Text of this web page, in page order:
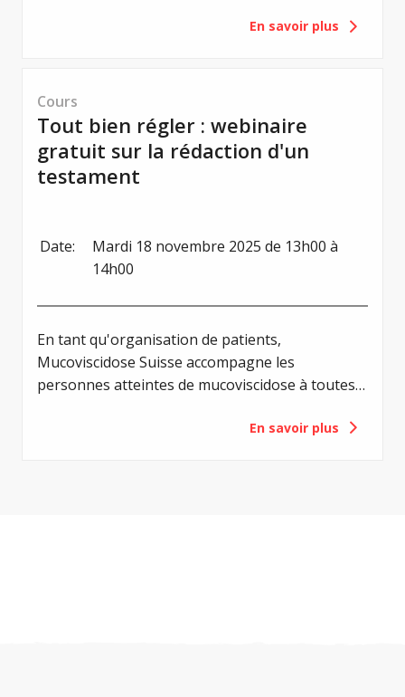
En savoir plus
Cours
Tout bien régler : webinaire
gratuit sur la rédaction d'un
testament
Date:
Mardi 18 novembre 2025 de 13h00 à
14h00
En tant qu'organisation de patients,
Mucoviscidose Suisse accompagne les
personnes atteintes de mucoviscidose à toutes
personnes concernées souhaitent s'assurer à
En savoir plus